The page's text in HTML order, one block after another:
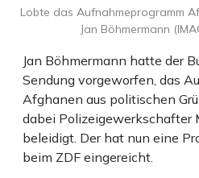
Jan Böhmermann hatte der
Sendung vorgeworfen, das
Afghanen aus politischen
dabei Polizeigewerkschafter
beleidigt. Der hat nun eine
beim ZDF eingereicht.
Lobte das Aufnahmeprogramm
Jan Böhmermann